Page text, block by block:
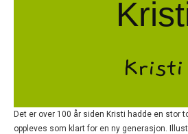
Kristi
Det er over 100 år siden Kristi hadde en stor
oppleves som klart for en ny generasjon.